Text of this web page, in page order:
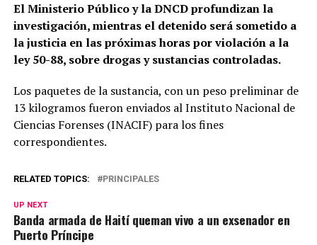
El Ministerio Público y la DNCD profundizan la
investigación, mientras el detenido será sometido a
la justicia en las próximas horas por violación a la
ley 50-88, sobre drogas y sustancias controladas.
Los paquetes de la sustancia, con un peso preliminar de
13 kilogramos fueron enviados al Instituto Nacional de
Ciencias Forenses (INACIF) para los fines
correspondientes.
RELATED TOPICS: PRINCIPALES
UP NEXT
Banda armada de Haití queman vivo a un exsenador en
Puerto Príncipe